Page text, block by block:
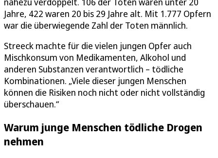
Jahre, 422 waren 20 bis 29 Jahre alt. Mit 1.777 Opfern
war die überwiegende Zahl der Toten männlich.
Streeck machte für die vielen jungen Opfer auch
Mischkonsum von Medikamenten, Alkohol und
anderen Substanzen verantwortlich – tödliche
Kombinationen. „Viele dieser jungen Menschen
können die Risiken noch nicht oder nicht vollständig
überschauen.“
Warum junge Menschen tödliche Drogen
nehmen